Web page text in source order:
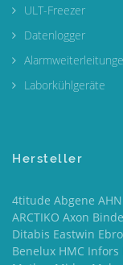
ULT-Freezer
Datenlogger
Laborkühlgeräte
Hersteller
4titude Abgene
ARCTIKO Axon
Ditabis Eastwin
Benelux HMC